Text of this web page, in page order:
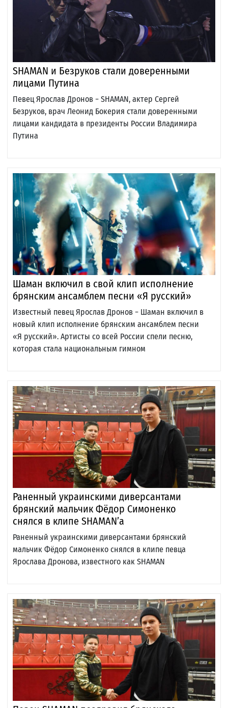
SHAMAN и Безруков стали доверенными
лицами Путина
Певец Ярослав Дронов − SHAMAN, актер Сергей
Безруков, врач Леонид Бокерия стали доверенными
лицами кандидата в президенты России Владимира
Путина
Шаман включил в свой клип исполнение
брянским ансамблем песни «Я русский»
Известный певец Ярослав Дронов − Шаман включил в
новый клип исполнение брянским ансамблем песни
«Я русский». Артисты со всей России спели песню,
которая стала национальным гимном
Раненный украинскими диверсантами
брянский мальчик Фёдор Симоненко
снялся в клипе SHAMAN’a
Раненный украинскими диверсантами брянский
мальчик Фёдор Симоненко снялся в клипе певца
Ярослава Дронова, известного как SHAMAN